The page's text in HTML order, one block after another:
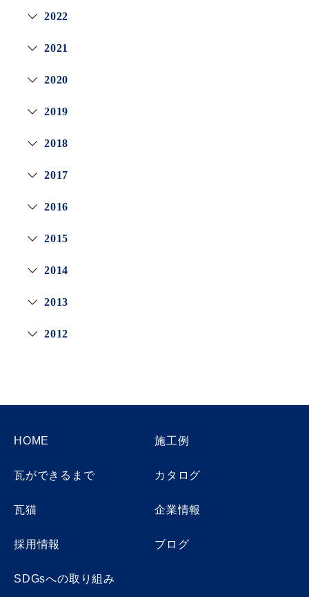
2022
2021
2020
2019
2018
2017
2016
2015
2014
2013
2012
HOME 施工例
瓦ができるまで カタログ
瓦猫 企業情報
採用情報 ブログ
SDGsへの取り組み